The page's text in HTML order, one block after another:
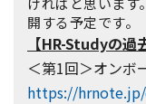
開する予定です。
【HR-Studyの過
＜第1回＞オンボ
https://